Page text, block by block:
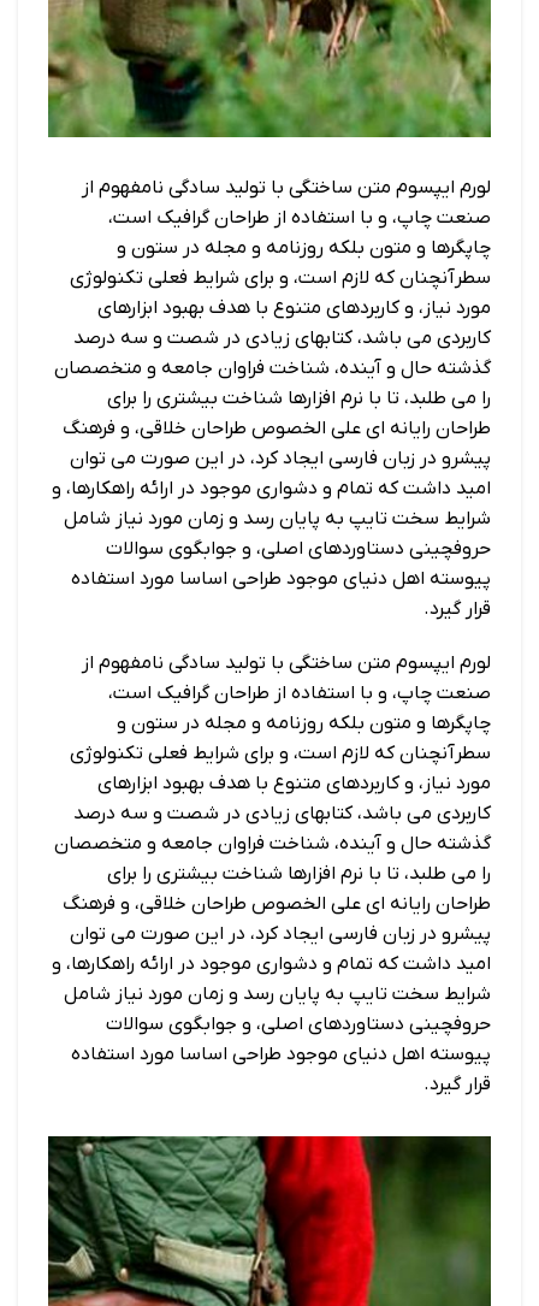
لورم ایپسوم متن ساختگی با تولید سادگی نامفهوم از
صنعت چاپ، و با استفاده از طراحان گرافیک است،
چاپگرها و متون بلکه روزنامه و مجله در ستون و
سطرآنچنان که لازم است، و برای شرایط فعلی تکنولوژی
مورد نیاز، و کاربردهای متنوع با هدف بهبود ابزارهای
کاربردی می باشد، کتابهای زیادی در شصت و سه درصد
گذشته حال و آینده، شناخت فراوان جامعه و متخصصان
را می طلبد، تا با نرم افزارها شناخت بیشتری را برای
طراحان رایانه ای علی الخصوص طراحان خلاقی، و فرهنگ
پیشرو در زبان فارسی ایجاد کرد، در این صورت می توان
امید داشت که تمام و دشواری موجود در ارائه راهکارها، و
شرایط سخت تایپ به پایان رسد و زمان مورد نیاز شامل
حروفچینی دستاوردهای اصلی، و جوابگوی سوالات
پیوسته اهل دنیای موجود طراحی اساسا مورد استفاده
قرار گیرد.
لورم ایپسوم متن ساختگی با تولید سادگی نامفهوم از
صنعت چاپ، و با استفاده از طراحان گرافیک است،
چاپگرها و متون بلکه روزنامه و مجله در ستون و
سطرآنچنان که لازم است، و برای شرایط فعلی تکنولوژی
مورد نیاز، و کاربردهای متنوع با هدف بهبود ابزارهای
کاربردی می باشد، کتابهای زیادی در شصت و سه درصد
گذشته حال و آینده، شناخت فراوان جامعه و متخصصان
را می طلبد، تا با نرم افزارها شناخت بیشتری را برای
طراحان رایانه ای علی الخصوص طراحان خلاقی، و فرهنگ
پیشرو در زبان فارسی ایجاد کرد، در این صورت می توان
امید داشت که تمام و دشواری موجود در ارائه راهکارها، و
شرایط سخت تایپ به پایان رسد و زمان مورد نیاز شامل
حروفچینی دستاوردهای اصلی، و جوابگوی سوالات
پیوسته اهل دنیای موجود طراحی اساسا مورد استفاده
قرار گیرد.